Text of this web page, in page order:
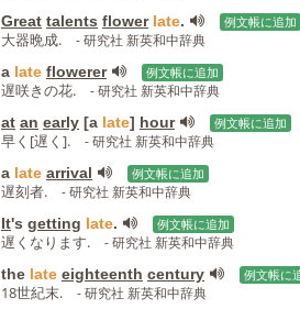
Great talents flower late. 例文帳に追加
大器晩成. - 研究社 新英和中辞典
a late flowerer 例文帳に追加
遅咲きの花. - 研究社 新英和中辞典
at an early [a late] hour 例文帳に追加
早く[遅く]. - 研究社 新英和中辞典
a late arrival 例文帳に追加
遅刻者. - 研究社 新英和中辞典
It's getting late. 例文帳に追加
遅くなります. - 研究社 新英和中辞典
the late eighteenth century 例文帳に
18世紀末. - 研究社 新英和中辞典